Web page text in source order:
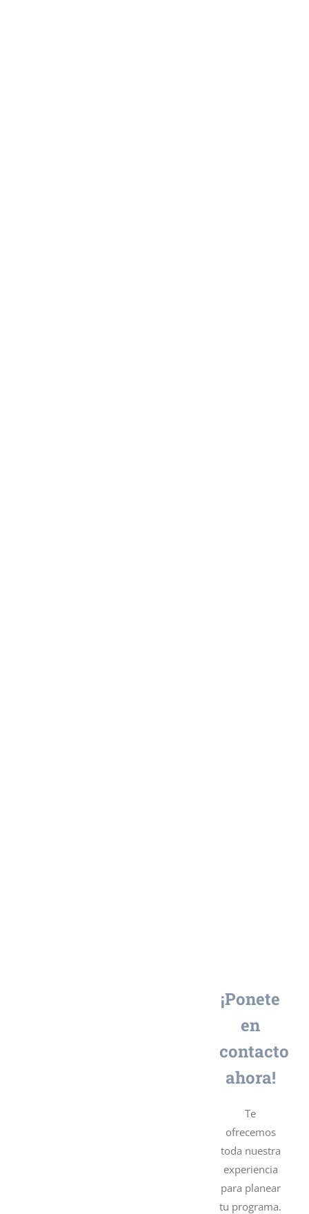
¡Ponete
en
contacto
ahora!
Te
ofrecemos
toda nuestra
experiencia
para planear
tu programa.